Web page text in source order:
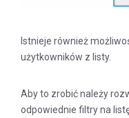
Istnieje również
użytkowników z listy.
Aby to zrobić należy
odpowiednie filtry na